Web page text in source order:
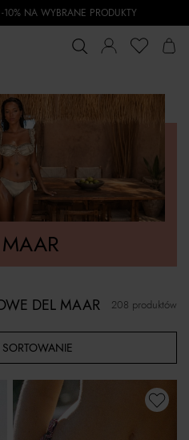
NA WYBRANE PRODUKTY
SORTOWANIE
208 produktów
DEL MAAR